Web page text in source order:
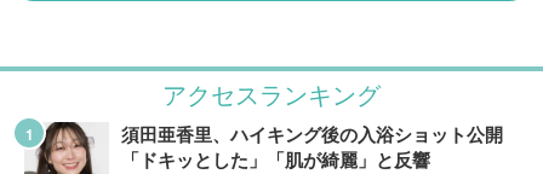
アクセスランキング
須田亜香里、ハイキング後の入浴ショット公開
「ドキッとした」「肌が綺麗」と反響